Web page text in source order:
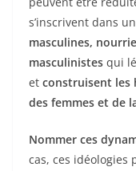
s’inscrivent dans un
masculines,
masculinistes qui
et construisent les
des femmes et de
Nommer ces
cas, ces idéologies